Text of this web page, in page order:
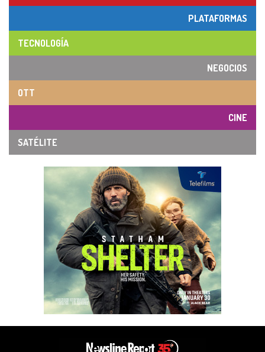
PLATAFORMAS
TECNOLOGÍA
NEGOCIOS
OTT
CINE
SATÉLITE